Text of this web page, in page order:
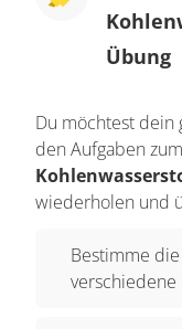
Alkene Alkene
zwischen zwei
Entsprechend
weniger als bei
Alkine Alkine
zwischen zwei
Entsprechend
Übung
Du möchtest dein
den Aufgaben
wiederholen und
Bestimme
verschiedene